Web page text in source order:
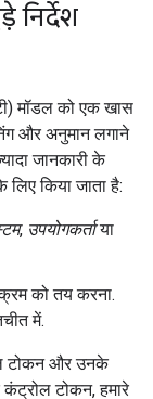
निर्देश
मॉडल को एक खास
और अनुमान लगाने
जानकारी के
लिए किया जाता है:
, उपयोगकर्ताया
को तय करना.
में.
टोकन और उनके
कंट्रोल टोकन, हमारे